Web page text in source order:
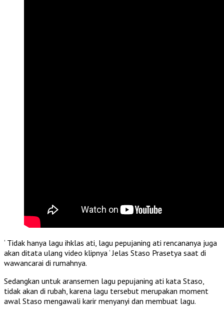
‘ Tidak hanya lagu ihklas ati, lagu pepujaning ati rencananya juga
akan ditata ulang video klipnya ‘ Jelas Staso Prasetya saat di
wawancarai di rumahnya.
Sedangkan untuk aransemen lagu pepujaning ati kata Staso,
tidak akan di rubah, karena lagu tersebut merupakan moment
awal Staso mengawali karir menyanyi dan membuat lagu.